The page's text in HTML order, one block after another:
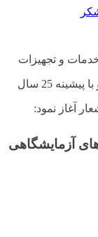
و تجهیزات
آزمایشگاهی و فرایندی کشور از سال 1396 و با پیشینه 25 سال
آغاز نمود:
آزمایشگاهی